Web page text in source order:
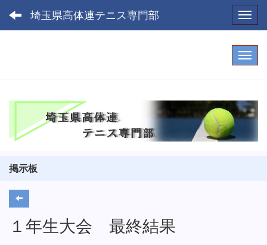
埼玉県高体連テニス専門部
掲示板
１年生大会 最終結果